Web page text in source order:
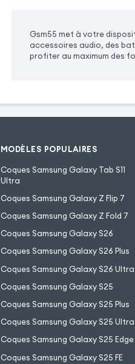
Gsm55 met à votre
accessoires audio, des
profiter au maximum des
MODÈLES POPULAIRES
Coques Samsung Galaxy Tab S11
Ultra
Coques Samsung Galaxy Z Flip 7
Coques Samsung Galaxy Z Fold 7
Coques Samsung Galaxy S26
Coques Samsung Galaxy S26 Plus
Coques Samsung Galaxy S26 Ultra
Coques Samsung Galaxy S25
Coques Samsung Galaxy S25 Plus
Coques Samsung Galaxy S25 Ultra
Coques Samsung Galaxy S25 Edge
Coques Samsung Galaxy S25 FE